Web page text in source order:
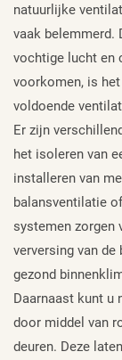
natuurlijke
vaak belemmerd.
vochtige lucht en
voorkomen, is
voldoende
Er zijn
het isoleren van
installeren van
balansventilatie
systemen zorgen
verversing van
gezond
Daarnaast kunt u
door middel van
deuren. Deze